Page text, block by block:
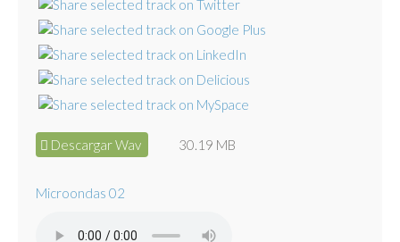
Descargar Wav 30.19 MB
Microondas 02